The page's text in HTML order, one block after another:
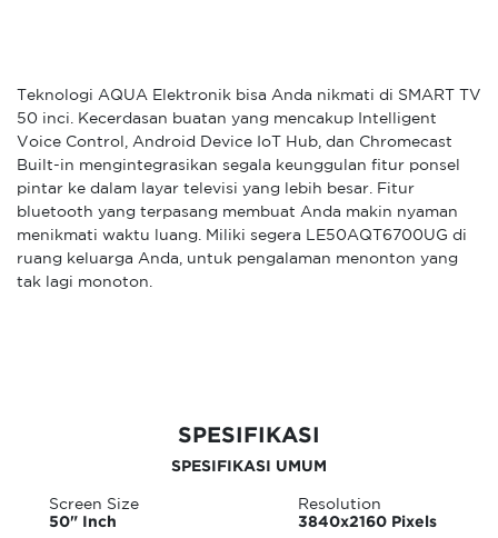
Teknologi AQUA Elektronik bisa Anda nikmati di SMART TV
50 inci. Kecerdasan buatan yang mencakup Intelligent
Voice Control, Android Device IoT Hub, dan Chromecast
Built-in mengintegrasikan segala keunggulan fitur ponsel
pintar ke dalam layar televisi yang lebih besar. Fitur
bluetooth yang terpasang membuat Anda makin nyaman
menikmati waktu luang. Miliki segera LE50AQT6700UG di
ruang keluarga Anda, untuk pengalaman menonton yang
tak lagi monoton.
SPESIFIKASI
SPESIFIKASI UMUM
Screen Size
50" Inch
Resolution
3840x2160 Pixels